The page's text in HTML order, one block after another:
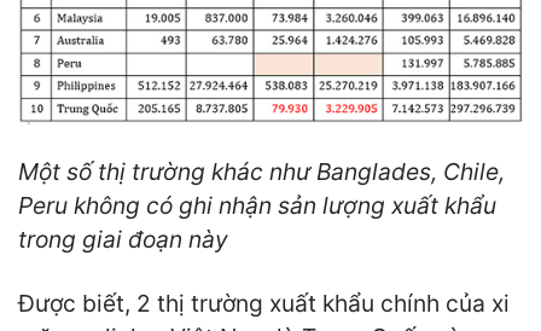
Một số thị trường khác như Banglades, Chile,
Peru không có ghi nhận sản lượng xuất khẩu
trong giai đoạn này
Được biết, 2 thị trường xuất khẩu chính của xi